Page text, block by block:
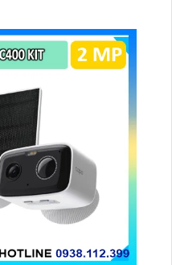
thẻ microSD tối đa 512